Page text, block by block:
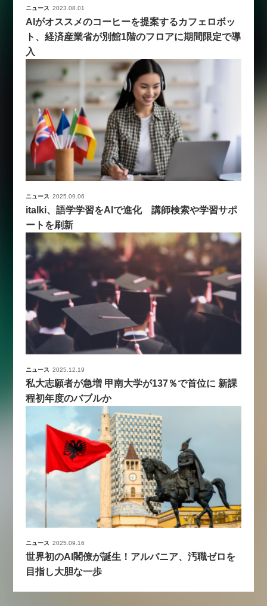
ニュース 2023.08.01
AIがオススメのコーヒーを提案するカフェロボッ
ト、経済産業省が別館1階のフロアに期間限定で導
入
ニュース 2025.09.06
italki、語学学習をAIで進化 講師検索や学習サポ
ートを刷新
ニュース 2025.12.19
私大志願者が急増 甲南大学が137％で首位に 新課
程初年度のバブルか
ニュース 2025.09.16
世界初のAI閣僚が誕生！アルバニア、汚職ゼロを
目指し大胆な一歩